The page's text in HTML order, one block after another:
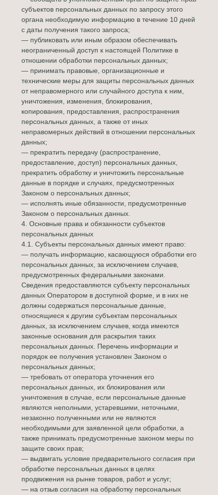
субъектов персональных данных по запросу этого
органа необходимую информацию в течение 10 дней
с даты получения такого запроса;
— публиковать или иным образом обеспечивать
неограниченный доступ к настоящей Политике в
отношении обработки персональных данных;
— принимать правовые, организационные и
технические меры для защиты персональных данных
от неправомерного или случайного доступа к ним,
уничтожения, изменения, блокирования,
копирования, предоставления, распространения
персональных данных, а также от иных
неправомерных действий в отношении персональных
данных;
— прекратить передачу (распространение,
предоставление, доступ) персональных данных,
прекратить обработку и уничтожить персональные
данные в порядке и случаях, предусмотренных
Законом о персональных данных;
— исполнять иные обязанности, предусмотренные
Законом о персональных данных.
4. Основные права и обязанности субъектов
персональных данных
4.1. Субъекты персональных данных имеют право:
— получать информацию, касающуюся обработки его
персональных данных, за исключением случаев,
предусмотренных федеральными законами.
Сведения предоставляются субъекту персональных
данных Оператором в доступной форме, и в них не
должны содержаться персональные данные,
относящиеся к другим субъектам персональных
данных, за исключением случаев, когда имеются
законные основания для раскрытия таких
персональных данных. Перечень информации и
порядок ее получения установлен Законом о
персональных данных;
— требовать от оператора уточнения его
персональных данных, их блокирования или
уничтожения в случае, если персональные данные
являются неполными, устаревшими, неточными,
незаконно полученными или не являются
необходимыми для заявленной цели обработки, а
также принимать предусмотренные законом меры по
защите своих прав;
— выдвигать условие предварительного согласия при
обработке персональных данных в целях
продвижения на рынке товаров, работ и услуг;
— на отзыв согласия на обработку персональных